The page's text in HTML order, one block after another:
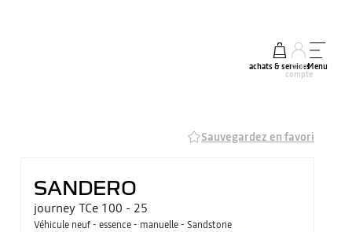
achats & services
mon
compte
Menu
Sauvegardez en favori
SANDERO
journey TCe 100 - 25
Véhicule neuf - essence - manuelle - Sandstone